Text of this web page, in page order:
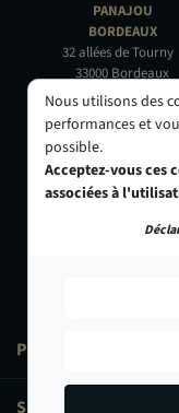
PANAJOU
BORDEAUX
32 allées de Tourny
33000 Bordeaux
05 56 44 22 69
PANAJOU PARIS -
9, bd des Filles-du-
75003 Paris
01 40 29 91 91
PRODUITS
SERVICES
Nous utilisons des
performances et
possible.
Acceptez-vous ces
associées à